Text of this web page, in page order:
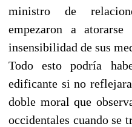
ministro de
empezaron a
insensibilidad de sus
Todo esto podría
edificante si no
doble moral que
occidentales cuando se